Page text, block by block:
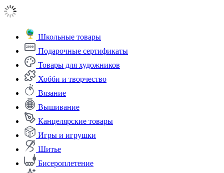
Школьные товары
Подарочные сертификаты
Товары для художников
Хобби и творчество
Вязание
Вышивание
Канцелярские товары
Игры и игрушки
Шитье
Бисероплетение